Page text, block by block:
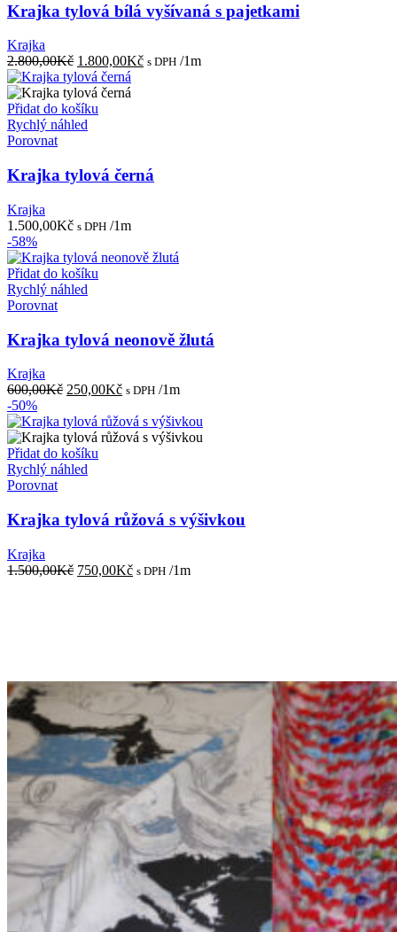
Krajka tylová bílá vyšívaná s pajetkami
Krajka
2.800,00Kč Původní
cena
byla:
2.800,00Kč.
1.800,00KčAktuální
s DPH /1m
Přidat do košíku
Rychlý náhled
Porovnat
Krajka tylová černá
Krajka
1.500,00Kč s DPH /1m
-58%
Přidat do košíku
Rychlý náhled
Porovnat
Krajka tylová neonově žlutá
Krajka
600,00Kč Původní
byla:
600,00Kč.
250,00KčAktuální
je:
250,00Kč.
s DPH /1m
-50%
Přidat do košíku
Rychlý náhled
Porovnat
Krajka tylová růžová s výšivkou
Krajka
1.500,00Kč Původní
750,00KčAktuální
s DPH /1m